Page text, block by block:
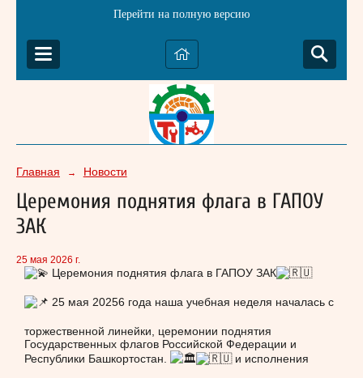
Перейти на полную версию
Главная → Новости
Церемония поднятия флага в ГАПОУ
ЗАК
25 мая 2026 г.
Церемония поднятия флага в ГАПОУ ЗАК
25 мая 20256 года наша учебная неделя началась с
торжественной линейки, церемонии поднятия
Государственных флагов Российской Федерации и
Республики Башкортостан.
и исполнения